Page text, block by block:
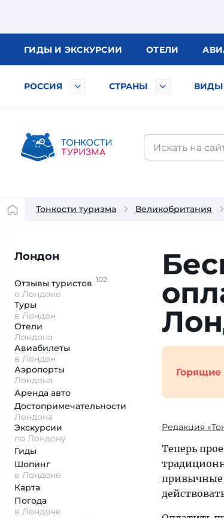
ГИДЫ И ЭКСКУРСИИ ОТЕЛИ
РОССИЯ СТРАНЫ ВИДЫ
Тонкости туризма Великобритания
Лондон
Отзывы туристов 102
о Лондоне
Туры
в Лондон
Отели
Лондона
Авиабилеты
в Лондон
Аэропорты
Лондона
Аренда авто
Достопримеча­тельности
Лондона
Экскурсии
по Лондону
Гиды
Шопинг
в Лондоне
Карта
Погода
в Лондоне
Горящие
Редакция
Теперь
привычные